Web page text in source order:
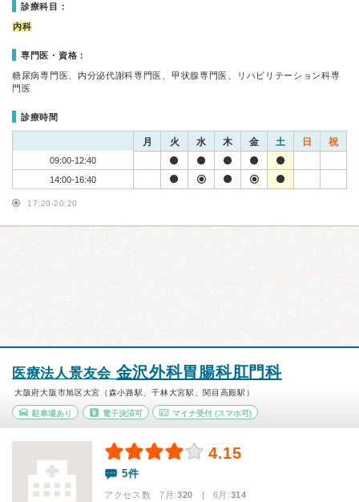
診療科目：
内科
専門医・資格：
糖尿病専門医、内分泌代謝科専門医、甲状腺専門医、リハビリテーション科専
門医
診療時間
月 火 水 木 金 土 日 祝
09:00-12:40
14:00-16:40
17:20-20:20
医療法人景友会 金沢外科胃腸科肛門科
大阪府大阪市旭区大宮（森小路駅、千林大宮駅、関目高殿駅）
駐車場あり 電子決済可 マイナ受付 (スマホ可)
4.15
5件
アクセス数 7月:320 | 6月:314